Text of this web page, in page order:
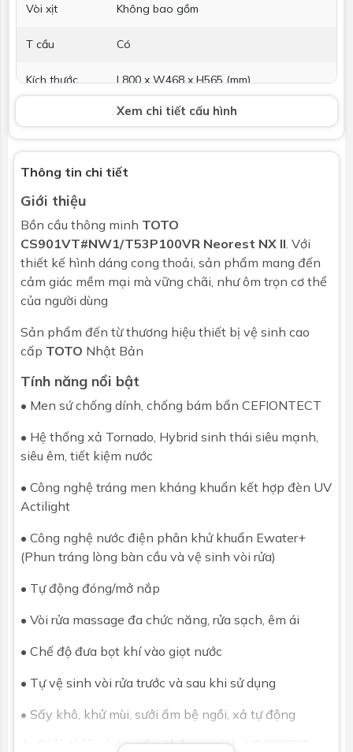
Vòi xịt Không bao gồm
T cầu Có
Kích thước L800 x W468 x H565 (mm)
305mm
Đường kính
ống thoát
Đang cập nhật
Áp lực nước
dử dụng
Phụ kiện kèm
theo
Phụ kiện lắp đặt, Bao gồm bích nối sàn,
van dừng
Màu
bảng điều
khiển
Bảo hành Nhấp để xem chính sách bảo hành
Xem chi tiết cấu hình
Thông tin chi tiết
Giới thiệu
Bồn cầu thông minh TOTO
CS901VT#NW1/T53P100VR Neorest NX II . Với
thiết kế hình dáng cong thoải, sản phẩm mang đến
cảm giác mềm mại mà vững chãi, như ôm trọn cơ thể
của người dùng
Sản phẩm đến từ thương hiệu thiết bị vệ sinh cao
cấp TOTO Nhật Bản
Tính năng nổi bật
• Men sứ chống dính, chống bám bẩn CEFIONTECT
• Hệ thống xả Tornado, Hybrid sinh thái siêu mạnh,
siêu êm, tiết kiệm nước
• Công nghệ tráng men kháng khuẩn kết hợp đèn UV
Actilight
• Công nghệ nước điện phân khử khuẩn Ewater+
(Phun tráng lòng bàn cầu và vệ sinh vòi rửa)
• Tự động đóng/mở nắp
• Vòi rửa massage đa chức năng, rửa sạch, êm ái
• Chế độ đưa bọt khí vào giọt nước
• Tự vệ sinh vòi rửa trước và sau khi sử dụng
• Sấy khô, khử mùi, sưởi ấm bệ ngồi, xả tự động
1. Giới thiệu bàn cầu thông minh NEOREST